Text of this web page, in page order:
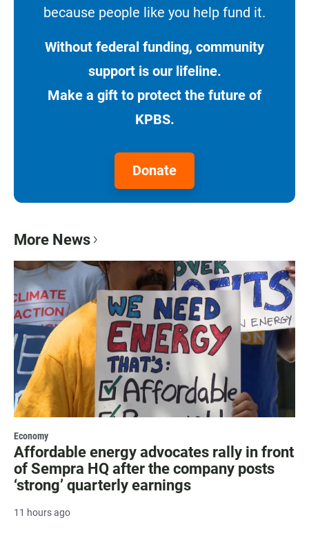
because people like you help fund it.
Without federal funding, community
support is our lifeline.
Make a gift to protect the future of
KPBS.
Donate
More News
Economy
Affordable energy advocates rally in front
of Sempra HQ after the company posts
‘strong’ quarterly earnings
11 hours ago